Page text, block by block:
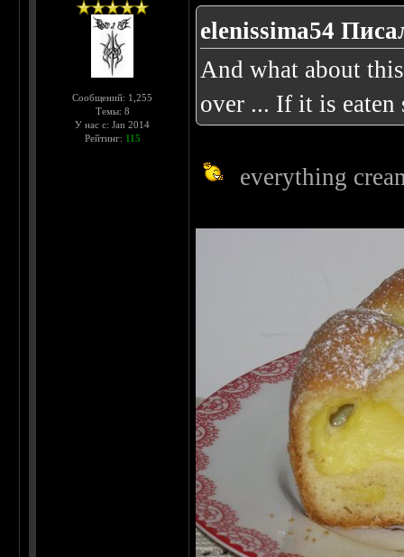
Сообщений: 1,255
Темы: 8
У нас с: Jan 2014
Рейтинг: 115
elenissima54
And what about
over ... If it is
everything